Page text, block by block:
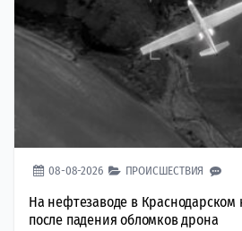
08-08-2026 ПРОИСШЕСТВИЯ
На нефтезаводе в Краснодарском
после падения обломков дрона